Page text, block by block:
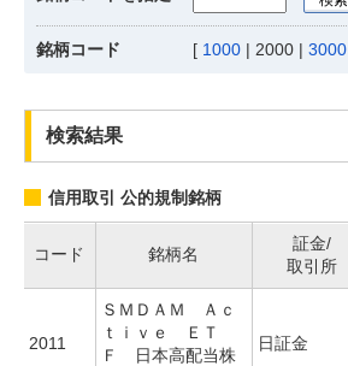
銘柄コード [ 1000 | 2000 | 3000
検索結果
信用取引 公的規制銘柄
コード 銘柄名
証金/
取引所
2011
ＳＭＤＡＭ Ａｃ
ｔｉｖｅ ＥＴ
Ｆ 日本高配当株
日証金